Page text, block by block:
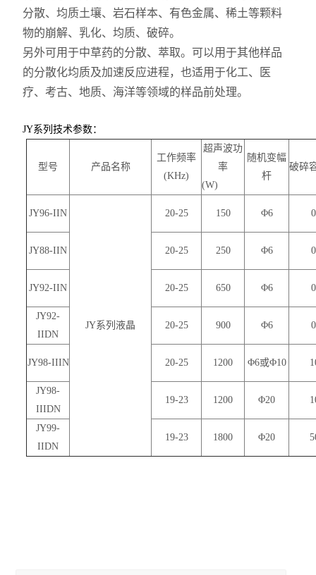
分散、均质土壤、岩石样本、有色金属、稀土等颗料
物的崩解、乳化、均质、破碎。
另外可用于中草药的分散、萃取。可以用于其他样品
的分散化均质及加速反应进程，也适用于化工、医
疗、考古、地质、海洋等领域的样品前处理。
JY系列技术参数：
型号 产品名称
工作频率
(KHz)
超声波功
率
(W)
随机变幅
杆
破碎
JY96-IIN
JY系列液晶
20-25 150 Φ6
JY88-IIN 20-25 250 Φ6
JY92-IIN 20-25 650 Φ6
JY92-
IIDN
20-25 900 Φ6
JY98-IIIN 20-25 1200 Φ6或Φ10
JY98-
IIIDN
19-23 1200 Φ20
JY99-
IIDN
19-23 1800 Φ20